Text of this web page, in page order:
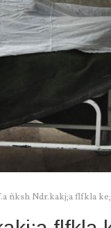
ñksh Ndr.kakj;a flfkla